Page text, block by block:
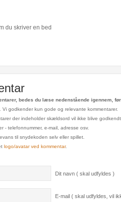
du skriver en bed
bedes du læse nedenstående igennem,
godkender kun gode og relevante kommentarer.
der indeholder skældsord vil ikke blive
- telefonnummer, e-mail, adresse osv.
til snydekoden selv eller spillet.
logo/avatar ved kommentar.
Dit navn ( skal udfyldes )
E-mail ( skal udfyldes, vil